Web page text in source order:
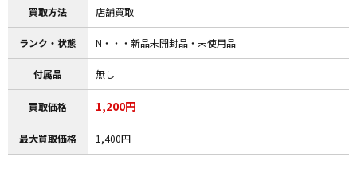
買取方法 店舗買取
ランク・状態 N・・・新品未開封品・未使用品
付属品 無し
買取価格 1,200円
最大買取価格 1,400円